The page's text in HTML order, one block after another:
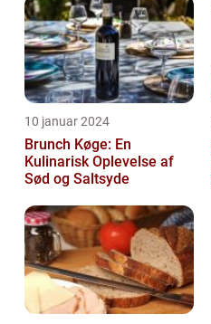
10 januar 2024
Brunch Køge: En
Kulinarisk Oplevelse af
Sød og Saltsyde